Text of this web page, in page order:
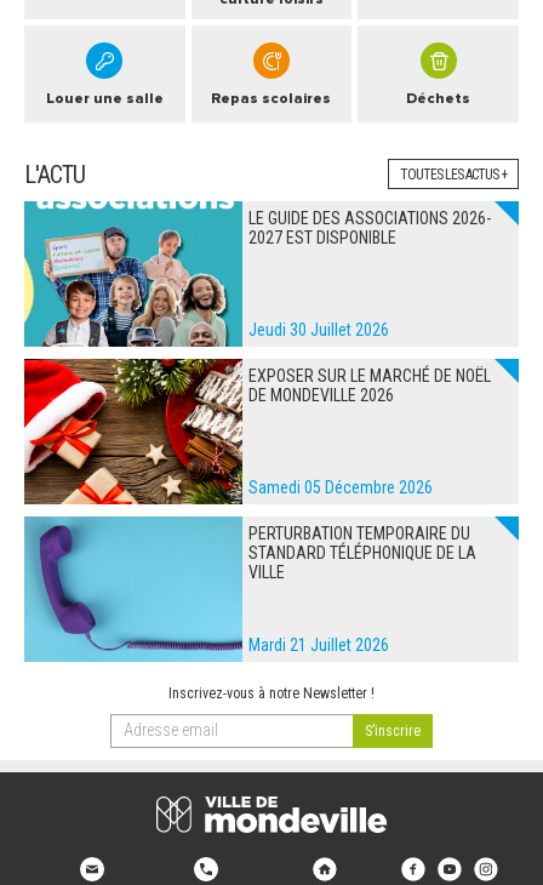
Louer une salle Repas scolaires Déchets
L'ACTU TOUTES LES ACTUS +
LE GUIDE DES ASSOCIATIONS 2026-
2027 EST DISPONIBLE
Jeudi 30 Juillet 2026
EXPOSER SUR LE MARCHÉ DE NOËL
DE MONDEVILLE 2026
Samedi 05 Décembre 2026
PERTURBATION TEMPORAIRE DU
STANDARD TÉLÉPHONIQUE DE LA
VILLE
Mardi 21 Juillet 2026
Inscrivez-vous à notre Newsletter !